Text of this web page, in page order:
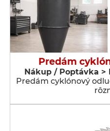
Predám
Nákup / Poptávka >
Predám cyklónový